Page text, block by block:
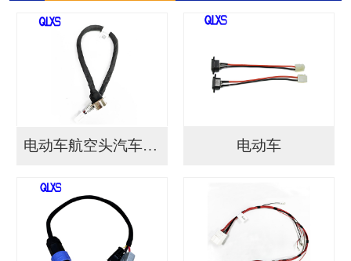
电动车航空头汽车连接... 电动车